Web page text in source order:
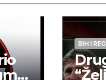
BIH I